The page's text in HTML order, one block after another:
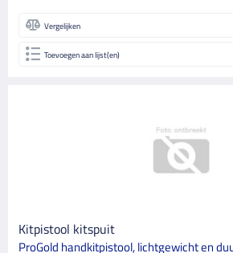
Vergelijken
Toevoegen aan lijst(en)
Kitpistool kitspuit
ProGold handkitpistool, lichtgewicht en